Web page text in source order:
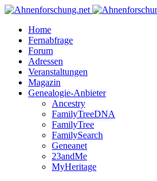
Home
Fernabfrage
Forum
Adressen
Veranstaltungen
Magazin
Genealogie-Anbieter
Ancestry
FamilyTreeDNA
FamilyTree
FamilySearch
Geneanet
23andMe
MyHeritage